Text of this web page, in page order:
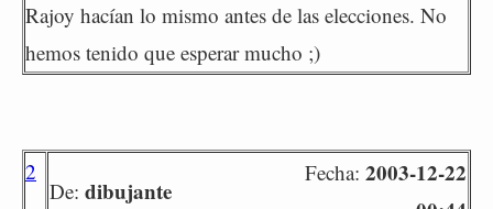
Rajoy hacían lo mismo antes de las elecciones. No
hemos tenido que esperar mucho ;)
2
De: dibujante
Fecha: 2003-12-22